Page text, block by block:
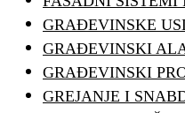
GRAĐEVINSKE
GRAĐEVINSKI
GRAĐEVINSKI
GREJANJE I